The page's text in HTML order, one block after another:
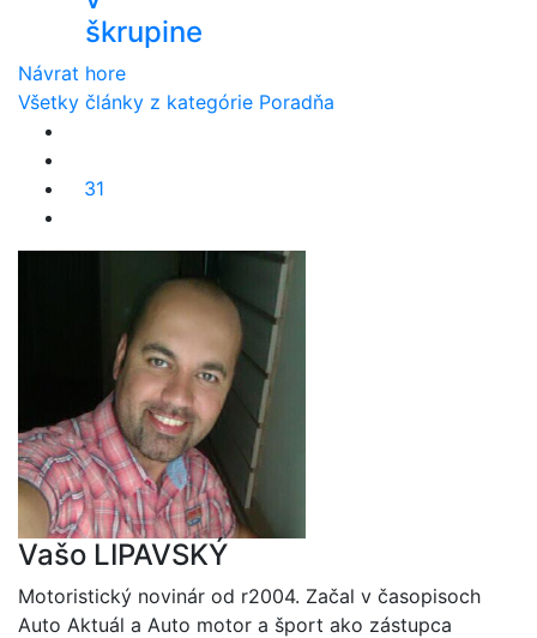
škrupine
Návrat hore
Všetky články z kategórie Poradňa
31
Vašo LIPAVSKÝ
Motoristický novinár od r2004. Začal v časopisoch
Auto Aktuál a Auto motor a šport ako zástupca